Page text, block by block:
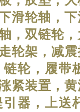
滑轮轴，
，双链轮
轮架，减
轮，履带
紧装置，
器，上送